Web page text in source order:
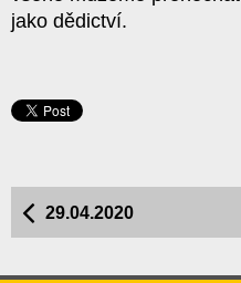
jako dědictví.
29.04.2020